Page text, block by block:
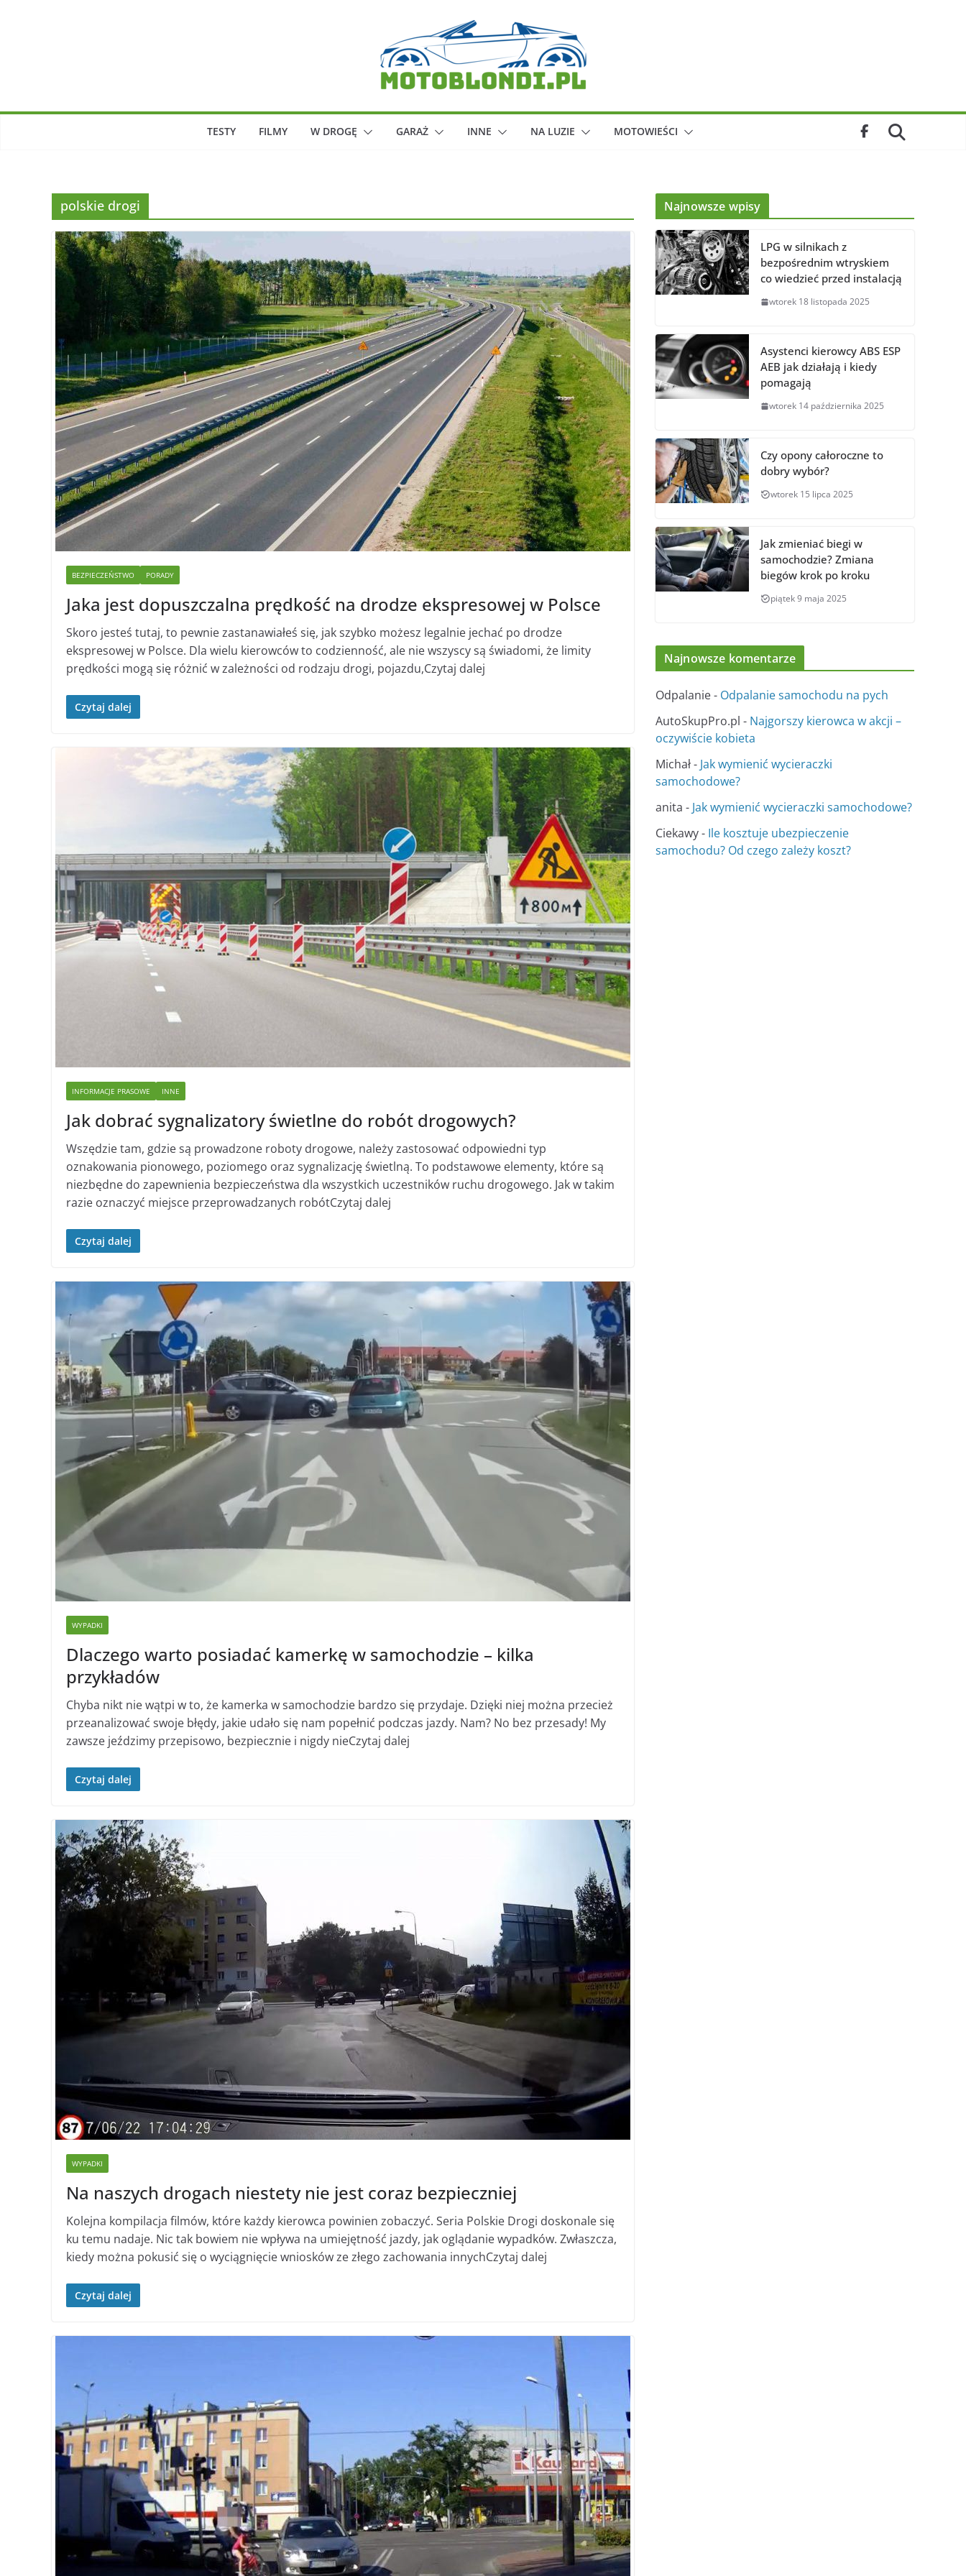
TESTY FILMY W DROGĘ GARAŻ INNE NA LUZIE MOTOWIEŚCI
polskie drogi
BEZPIECZEŃSTWO PORADY
Jaka jest dopuszczalna prędkość na drodze ekspresowej w Polsce
Skoro jesteś tutaj, to pewnie zastanawiałeś się, jak szybko możesz legalnie jechać po drodze
ekspresowej w Polsce. Dla wielu kierowców to codzienność, ale nie wszyscy są świadomi, że limity
prędkości mogą się różnić w zależności od rodzaju drogi, pojazdu,Czytaj dalej
Czytaj dalej
INFORMACJE PRASOWE INNE
Jak dobrać sygnalizatory świetlne do robót drogowych?
Wszędzie tam, gdzie są prowadzone roboty drogowe, należy zastosować odpowiedni typ
oznakowania pionowego, poziomego oraz sygnalizację świetlną. To podstawowe elementy, które są
niezbędne do zapewnienia bezpieczeństwa dla wszystkich uczestników ruchu drogowego. Jak w takim
razie oznaczyć miejsce przeprowadzanych robótCzytaj dalej
Czytaj dalej
WYPADKI
Dlaczego warto posiadać kamerkę w samochodzie – kilka
przykładów
Chyba nikt nie wątpi w to, że kamerka w samochodzie bardzo się przydaje. Dzięki niej można przecież
przeanalizować swoje błędy, jakie udało się nam popełnić podczas jazdy. Nam? No bez przesady! My
zawsze jeździmy przepisowo, bezpiecznie i nigdy nieCzytaj dalej
Czytaj dalej
WYPADKI
Na naszych drogach niestety nie jest coraz bezpieczniej
Kolejna kompilacja filmów, które każdy kierowca powinien zobaczyć. Seria Polskie Drogi doskonale się
ku temu nadaje. Nic tak bowiem nie wpływa na umiejętność jazdy, jak oglądanie wypadków. Zwłaszcza,
kiedy można pokusić się o wyciągnięcie wniosków ze złego zachowania innychCzytaj dalej
Czytaj dalej
Najnowsze wpisy
LPG w silnikach z
bezpośrednim wtryskiem
co wiedzieć przed instalacją
wtorek 18 listopada 2025
Asystenci kierowcy ABS ESP
AEB jak działają i kiedy
pomagają
wtorek 14 października 2025
Czy opony całoroczne to
dobry wybór?
wtorek 15 lipca 2025
Jak zmieniać biegi w
samochodzie? Zmiana
biegów krok po kroku
piątek 9 maja 2025
Najnowsze komentarze
Odpalanie- Odpalanie samochodu na pych
AutoSkupPro.pl - Najgorszy kierowca w akcji –
oczywiście kobieta
Michał- Jak wymienić wycieraczki
samochodowe?
anita - Jak wymienić wycieraczki samochodowe?
Ciekawy- Ile kosztuje ubezpieczenie
samochodu? Od czego zależy koszt?